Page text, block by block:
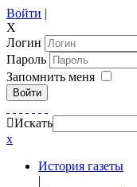
Войти |
X
Логин
Пароль
Запомнить меня
Войти
Искать
x
История газеты
|